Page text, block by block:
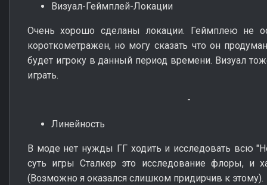
Визуал-Геймплей-Локации
Очень хорошо сделаны локации. Геймплею не
короткометражен, но могу сказать что он
будет игроку в данный период времени. Визуал
играть.
-
Линейность
В моде нет нужды ГГ ходить и исследовать всю
суть игры Сталкер это исследование флоры, и
(Возможно я оказался слишком придирчив к этому).